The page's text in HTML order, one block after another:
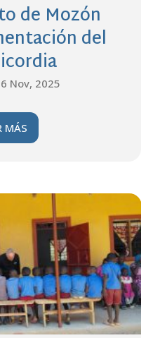
de Mozón
del
Nov, 2025
MÁS